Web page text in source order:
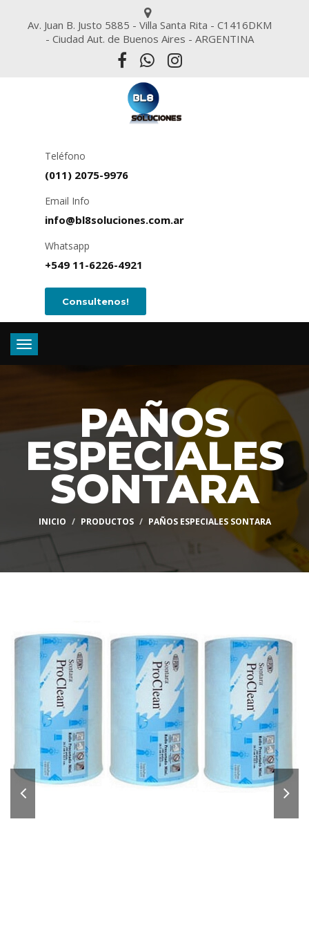
Av. Juan B. Justo 5885 - Villa Santa Rita - C1416DKM
- Ciudad Aut. de Buenos Aires - ARGENTINA
Teléfono
(011) 2075-9976
Email Info
info@bl8soluciones.com.ar
Whatsapp
+549 11-6226-4921
Consultenos!
Toggle
navigation
PAÑOS
ESPECIALES
SONTARA
INICIO PRODUCTOS PAÑOS ESPECIALES SONTARA